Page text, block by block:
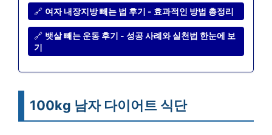
🔗 여자 내장지방 빼는 법 후기 - 효과적인 방법 총정리
🔗 뱃살 빼는 운동 후기 - 성공 사례와 실천법 한눈에 보
기
100kg 남자 다이어트 식단